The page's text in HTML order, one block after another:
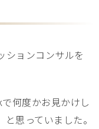
ョンコンサルを
何度かお見かけし
思っていました。